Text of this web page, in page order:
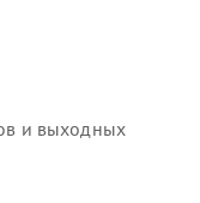
и выходных